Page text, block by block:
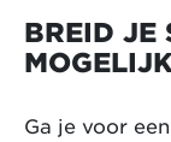
BREID JE
Ga je voor